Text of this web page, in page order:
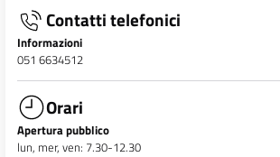
Contatti telefonici
Informazioni
051 6634512
Orari
Apertura pubblico
lun, mer, ven: 7.30-12.30